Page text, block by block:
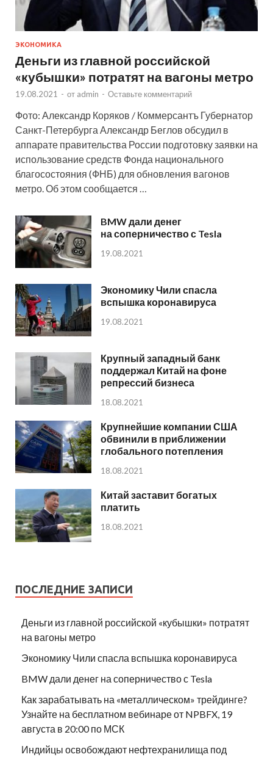
ЭКОНОМИКА
Деньги из главной российской
«кубышки» потратят на вагоны метро
19.08.2021 - от admin - Оставьте комментарий
Фото: Александр Коряков / Коммерсантъ Губернатор
Санкт-Петербурга Александр Беглов обсудил в
аппарате правительства России подготовку заявки на
использование средств Фонда национального
благосостояния (ФНБ) для обновления вагонов
метро. Об этом сообщается …
BMW дали денег
на соперничество с Tesla
19.08.2021
Экономику Чили спасла
вспышка коронавируса
19.08.2021
Крупный западный банк
поддержал Китай на фоне
репрессий бизнеса
18.08.2021
Крупнейшие компании США
обвинили в приближении
глобального потепления
18.08.2021
Китай заставит богатых
платить
18.08.2021
ПОСЛЕДНИЕ ЗАПИСИ
Деньги из главной российской «кубышки» потратят
на вагоны метро
Экономику Чили спасла вспышка коронавируса
BMW дали денег на соперничество с Tesla
Как зарабатывать на «металлическом» трейдинге?
Узнайте на бесплатном вебинаре от NPBFX, 19
августа в 20:00 по МСК
Индийцы освобождают нефтехранилища под